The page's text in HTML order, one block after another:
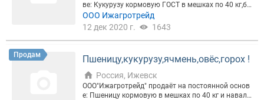
ве: Кукурузу кормовую ГОСТ в мешках по 40 кг,би
г-бегах и навалом.Самовывозом или с доставкой
в г.Ижевск,Удмуртская Республика (фурами 20 то
н,зерновозами). Роман Борисович,тел. skype: izhtr
ader e-mail:
ООО Ижагротрейд
12 дек 2020 г.
1643
Продам Пшеницу,кукурузу,ячмень,овёс,горох !
Россия, Ижевск
ООО"Ижагротрейд" продаёт на постоянной основ
е: Пшеницу кормовую в мешках по 40 кг и навало